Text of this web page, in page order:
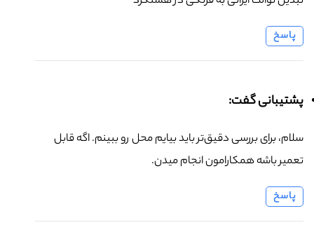
پاسخ
پشتیبانی گفت:
سلام، برای بررسی دقیق‌تر باید بیایم محل رو ببینم. اگه قابل
تعمیر باشه همکارامون انجام میدن.
پاسخ